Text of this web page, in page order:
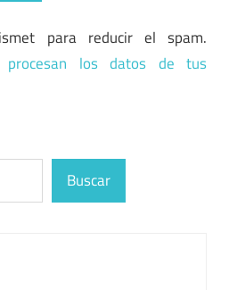
para reducir el spam.
procesan los datos de tus
Buscar